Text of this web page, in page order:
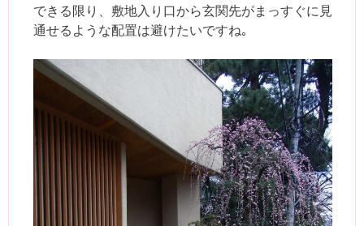
できる限り、敷地入り口から玄関先がまっすぐに見
通せるような配置は避けたいですね｡